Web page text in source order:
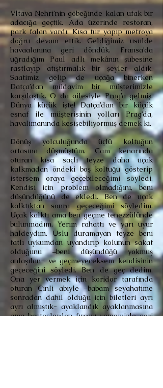
Vltava Nehri’nin göbeğinde kalan ufak bir
adacığa geçtik. Ada üzerinde restoran,
park falan vardı. Kısa tur yapıp metroya
doğru devam ettik. Geldiğimiz usulde
havaalanına geri döndük. Fransa’da
uğradığım Paul adlı mekânın şubesine
rastlayıp atıştırmalık bir şeyler aldık.
Saatimiz gelip de uçağa binerken
Datça’dan müdavim bir müşterimizle
karşılaştık. O da ailesiyle Prag’a gelmiş.
Dünya küçük işte! Datça’dan bir küçük
esnaf ile müşterisinin yolları Prag’da,
havalimanında kesişebiliyormuş demek ki.
Dönüş yolculuğunda üçlü koltuğun
ortasına düşmüştüm. Cam kenarında
oturan kısa saçlı teyze daha uçak
kalkmadan öndeki boş koltuğu gösterip
istersem oraya geçebileceğimi söyledi.
Kendisi için problem olmadığını, beni
düşündüğünü de ekledi. Ben de uçak
kalktıktan sonra geçeceğimi söyledim.
Uçak kalktı ama ben geçme tenezzülünde
bulunmadım. Yerim rahattı ve yarı uyur
haldeydim. Uslu duramayan teyze beni
tatlı uykumdan uyandırıp kolunun sakat
olduğunu –beni düşündüğü yokmuş
anlaşılan- ve geçmeyeceksem kendisinin
geçeceğini söyledi. Ben de geç dedim.
Ona yer vermek için koridor tarafında
oturan Çinli abiyle –babam seyahatime
sonradan dahil olduğu için biletleri ayrı
ayrı almıştık- ayaklandık ayaklanmasına
ama hosteslerden fırçayı yememizle geri